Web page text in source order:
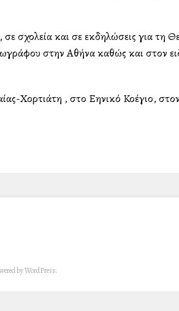
σχολεία και σε εκδηλώσεις για τη
στην Αθήνα καθώς και στον
, στο Ελληνικό Κολλέγιο,
by WordPress.